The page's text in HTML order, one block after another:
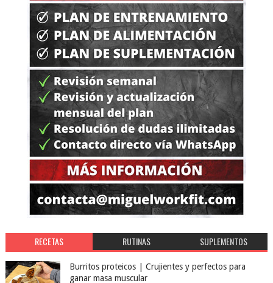
RECETAS RUTINAS SUPLEMENTOS
Burritos proteicos | Crujientes y perfectos para
ganar masa muscular